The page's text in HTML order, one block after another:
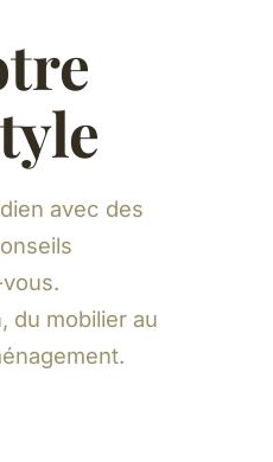
avec des
du mobilier au